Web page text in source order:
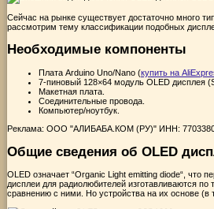
Сейчас на рынке существует достаточно много
рассмотрим тему классификации подобных
Необходимые компоненты
Плата Arduino Uno/Nano (купить на
7-пиновый 128×64 модуль OLED дисплея
Макетная плата.
Соединительные провода.
Компьютер/ноутбук.
Реклама: ООО "АЛИБАБА.КОМ (РУ)" ИНН:
Общие сведения об OLED
OLED означает “Organic Light emitting diode“, что
дисплеи для радиолюбителей изготавливаются
сравнению с ними. Но устройства на их основе